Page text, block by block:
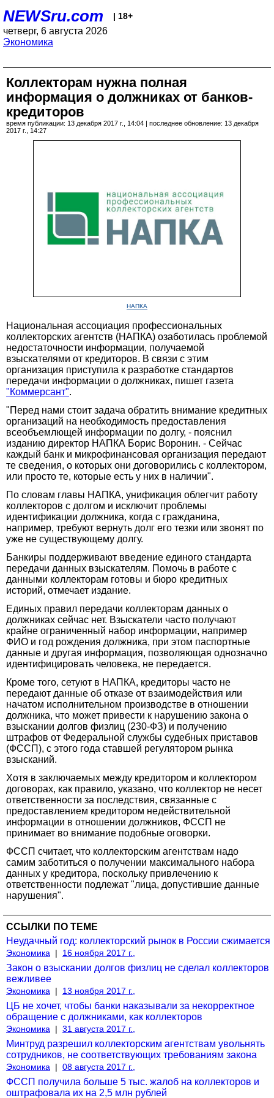
NEWSru.com | 18+
четверг, 6 августа 2026
Экономика
Коллекторам нужна полная
информация о должниках от банков-
кредиторов
время публикации: 13 декабря 2017 г., 14:04 | последнее обновление: 13 декабря
2017 г., 14:27
НАПКА
Национальная ассоциация профессиональных
коллекторских агентств (НАПКА) озаботилась проблемой
недостаточности информации, получаемой
взыскателями от кредиторов. В связи с этим
организация приступила к разработке стандартов
передачи информации о должниках, пишет газета
"Коммерсант".
"Перед нами стоит задача обратить внимание кредитных
организаций на необходимость предоставления
всеобъемлющей информации по долгу, - пояснил
изданию директор НАПКА Борис Воронин. - Сейчас
каждый банк и микрофинансовая организация передают
те сведения, о которых они договорились с коллектором,
или просто те, которые есть у них в наличии".
По словам главы НАПКА, унификация облегчит работу
коллекторов с долгом и исключит проблемы
идентификации должника, когда с гражданина,
например, требуют вернуть долг его тезки или звонят по
уже не существующему долгу.
Банкиры поддерживают введение единого стандарта
передачи данных взыскателям. Помочь в работе с
данными коллекторам готовы и бюро кредитных
историй, отмечает издание.
Единых правил передачи коллекторам данных о
должниках сейчас нет. Взыскатели часто получают
крайне ограниченный набор информации, например
ФИО и год рождения должника, при этом паспортные
данные и другая информация, позволяющая однозначно
идентифицировать человека, не передается.
Кроме того, сетуют в НАПКА, кредиторы часто не
передают данные об отказе от взаимодействия или
начатом исполнительном производстве в отношении
должника, что может привести к нарушению закона о
взыскании долгов физлиц (230-ФЗ) и получению
штрафов от Федеральной службы судебных приставов
(ФССП), с этого года ставшей регулятором рынка
взысканий.
Хотя в заключаемых между кредитором и коллектором
договорах, как правило, указано, что коллектор не несет
ответственности за последствия, связанные с
предоставлением кредитором недействительной
информации в отношении должников, ФССП не
принимает во внимание подобные оговорки.
ФССП считает, что коллекторским агентствам надо
самим заботиться о получении максимального набора
данных у кредитора, поскольку привлечению к
ответственности подлежат "лица, допустившие данные
нарушения".
ССЫЛКИ ПО ТЕМЕ
Неудачный год: коллекторский рынок в России сжимается
Экономика | 16 ноября 2017 г.,
Закон о взыскании долгов физлиц не сделал коллекторов
вежливее
Экономика | 13 ноября 2017 г.,
ЦБ не хочет, чтобы банки наказывали за некорректное
обращение с должниками, как коллекторов
Экономика | 31 августа 2017 г.,
Минтруд разрешил коллекторским агентствам увольнять
сотрудников, не соответствующих требованиям закона
Экономика | 08 августа 2017 г.,
ФССП получила больше 5 тыс. жалоб на коллекторов и
оштрафовала их на 2,5 млн рублей